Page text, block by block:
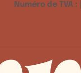
Numéro de TVA :